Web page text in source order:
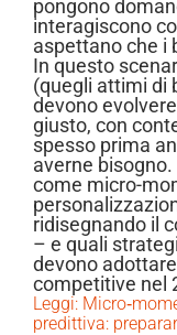
pongono
interagiscono
aspettano che i
In questo
(quegli attimi di
devono
giusto, con
spesso prima
averne
come micro-
ridisegnando il
– e quali
devono
competitive nel
Leggi:
predittiva: